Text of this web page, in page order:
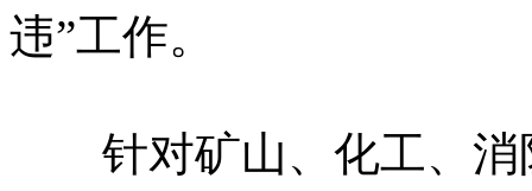
违”工作。
针对矿山、化工、消